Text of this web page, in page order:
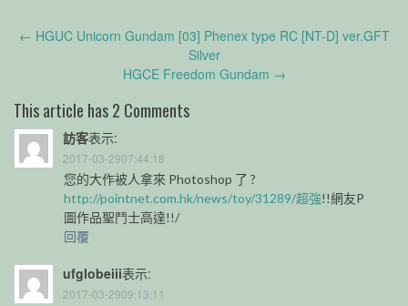
Post
← HGUC Unicorn Gundam [03] Phenex type RC [NT-D] ver.GFT
Silver
HGCE Freedom Gundam →
This article has 2 Comments
訪客表示:
2017-03-2907:44:18
您的大作被人拿來 Photoshop 了 ?
http://pointnet.com.hk/news/toy/31289/超強!!網友P
圖作品聖鬥士高達!!/
回覆
ufglobeiii表示:
2017-03-2909:13:11